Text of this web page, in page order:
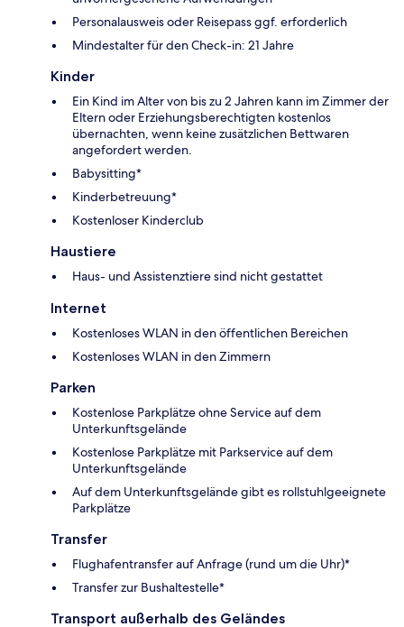
Personalausweis oder Reisepass ggf. erforderlich
Mindestalter für den Check-in: 21 Jahre
Kinder
Ein Kind im Alter von bis zu 2 Jahren kann im Zimmer der
Eltern oder Erziehungsberechtigten kostenlos
übernachten, wenn keine zusätzlichen Bettwaren
angefordert werden.
Babysitting*
Kinderbetreuung*
Kostenloser Kinderclub
Haustiere
Haus- und Assistenztiere sind nicht gestattet
Internet
Kostenloses WLAN in den öffentlichen Bereichen
Kostenloses WLAN in den Zimmern
Parken
Kostenlose Parkplätze ohne Service auf dem
Unterkunftsgelände
Kostenlose Parkplätze mit Parkservice auf dem
Unterkunftsgelände
Auf dem Unterkunftsgelände gibt es rollstuhlgeeignete
Parkplätze
Transfer
Flughafentransfer auf Anfrage (rund um die Uhr)*
Transfer zur Bushaltestelle*
Transport außerhalb des Geländes